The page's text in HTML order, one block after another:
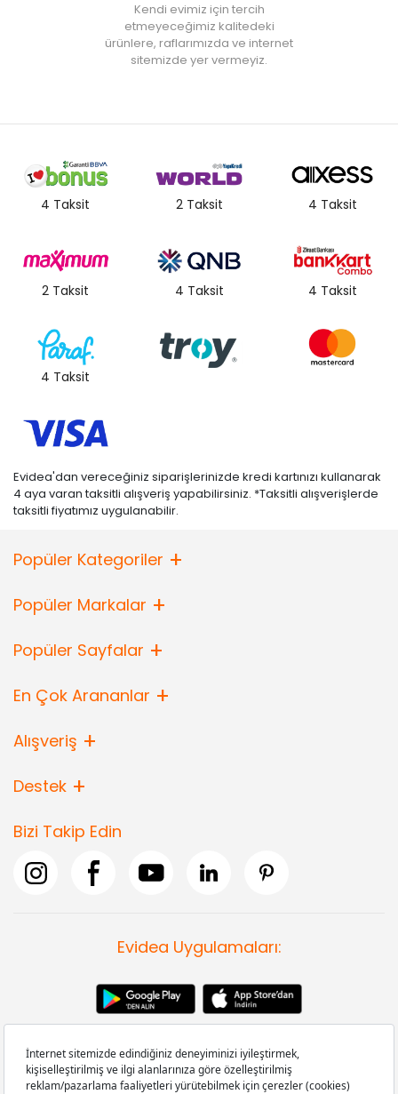
Kendi evimiz için tercih
etmeyeceğimiz kalitedeki
ürünlere, raflarımızda ve internet
sitemizde yer vermeyiz.
4 Taksit 2 Taksit 4 Taksit
2 Taksit 4 Taksit 4 Taksit
4 Taksit
Evidea'dan vereceğiniz siparişlerinizde kredi kartınızı kullanarak
4 aya varan taksitli alışveriş yapabilirsiniz. *Taksitli alışverişlerde
taksitli fiyatımız uygulanabilir.
Popüler Kategoriler
Popüler Markalar
Popüler Sayfalar
En Çok Arananlar
Alışveriş
Destek
Bizi Takip Edin
Evidea Uygulamaları: